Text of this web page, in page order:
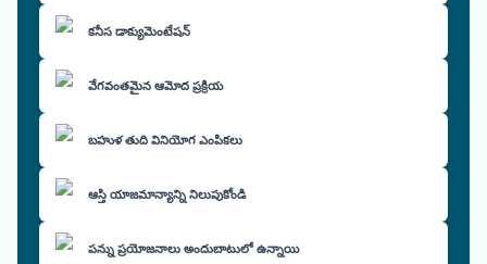
కనీస డాక్యుమెంటేషన్
వేగవంతమైన ఆమోద ప్రక్రియ
బహుళ తుది వినియోగ ఎంపికలు
ఆస్తి యాజమాన్యాన్ని నిలుపుకోండి
పన్ను ప్రయోజనాలు అందుబాటులో ఉన్నాయి